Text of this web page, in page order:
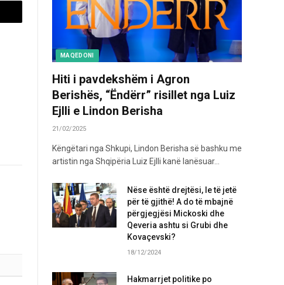
MAQEDONI
Hiti i pavdekshëm i Agron
Berishës, “Ëndërr” risillet nga Luiz
Ejlli e Lindon Berisha
21/02/2025
Këngëtari nga Shkupi, Lindon Berisha së bashku me
artistin nga Shqipëria Luiz Ejlli kanë lanësuar…
Nëse është drejtësi, le të jetë
për të gjithë! A do të mbajnë
përgjegjësi Mickoski dhe
Qeveria ashtu si Grubi dhe
Kovaçevski?
18/12/2024
Hakmarrjet politike po